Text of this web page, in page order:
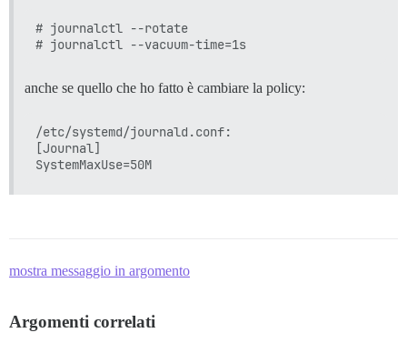
# journalctl --rotate
anche se quello che ho fatto è cambiare la policy:
/etc/systemd/journald.conf:
[Journal]
mostra messaggio in argomento
Argomenti correlati